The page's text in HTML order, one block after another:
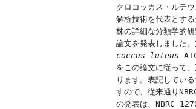
クロコッカス・ルテ
解析技術を代表とす
株の詳細な分類学的
論文を発表しました
coccus luteus
をこの論文に従って
ります。表記してい
すので、従来通り
の発表は、NBRC